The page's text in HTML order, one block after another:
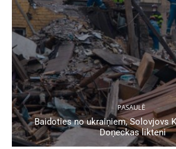
PASAULĒ
Baidoties no ukraiņiem, Solovjovs
Doņeckas likteni